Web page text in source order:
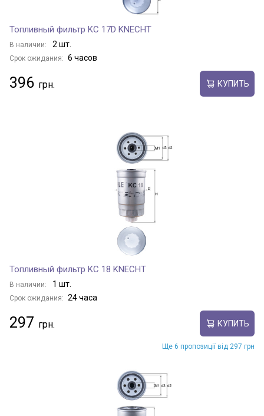
Топливный фильтр KC 17D KNECHT
В наличии: 2 шт.
Срок ожидания: 6 часов
396 КУПИТЬ
Топливный фильтр KC 18 KNECHT
В наличии: 1 шт.
Срок ожидания: 24 часа
297 КУПИТЬ
Ще 6 пропозиції від 297 грн